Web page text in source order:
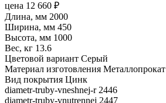
цена 12 660 ₽
Длина, мм 2000
Ширина, мм 450
Высота, мм 1000
Вес, кг 13.6
Цветовой вариант Серый
Материал изготовления Металлопрокат
Вид покрытия Цинк
diametr-truby-vneshnej-r 2446
diametr-truby-vnutrennej 2447